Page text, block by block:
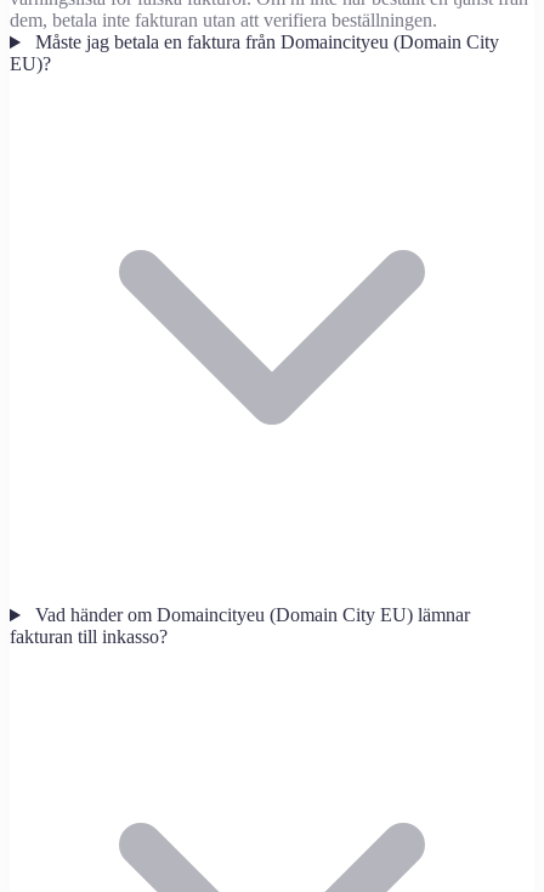
dem, betala inte fakturan utan att verifiera beställningen.
Måste jag betala en faktura från Domaincityeu (Domain City
EU)?
Vad händer om Domaincityeu (Domain City EU) lämnar
fakturan till inkasso?